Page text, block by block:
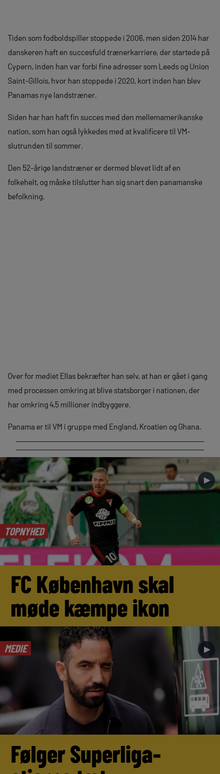
Tiden som fodboldspiller stoppede i 2006, men siden 2014 har
danskeren haft en succesfuld trænerkarriere, der startede på
Cypern, inden han var forbi fine adresser som Leeds og Union
Saint-Gillois, hvor han stoppede i 2020, kort inden han blev
Panamas nye landstræner.
Siden har han haft fin succes med den mellemamerikanske
nation, som han også lykkedes med at kvalificere til VM-
slutrunden til sommer.
Den 52-årige landstræner er dermed blevet lidt af en
folkehelt, og måske tilslutter han sig snart den panamanske
befolkning.
Over for mediet Ellas bekræfter han selv, at han er gået i gang
med processen omkring at blive statsborger i nationen, der
har omkring 4,5 millioner indbyggere.
Panama er til VM i gruppe med England, Kroatien og Ghana.
TOPNYHED
►
FC København skal
møde kæmpe ikon
MEDIE ►
Følger Superliga-